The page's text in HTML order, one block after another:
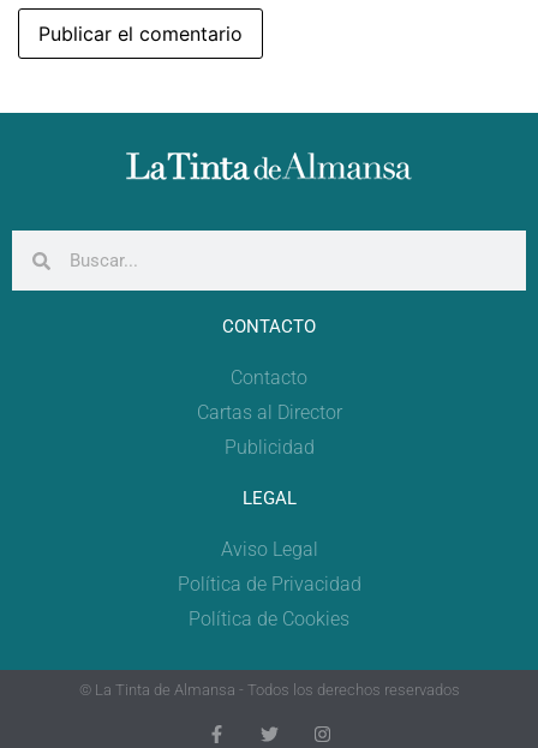
CONTACTO
Contacto
Cartas al Director
Publicidad
LEGAL
Aviso Legal
Política de Privacidad
Política de Cookies
© La Tinta de Almansa - Todos los derechos reservados